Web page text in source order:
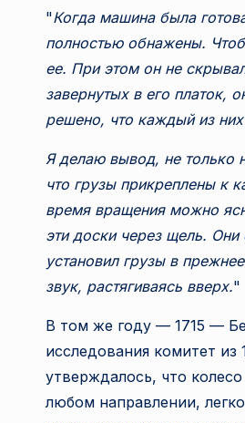
"Когда машина была
полностью обнажены.
ее. При этом он не
завернутых в его платок,
решено, что каждый из
Я делаю вывод, не только
что грузы прикреплены к
время вращения можно
эти доски через щель.
установил грузы в
звук, растягиваясь вверх."
В том же году — 1715 —
исследования комитет
утверждалось, что
любом направлении,